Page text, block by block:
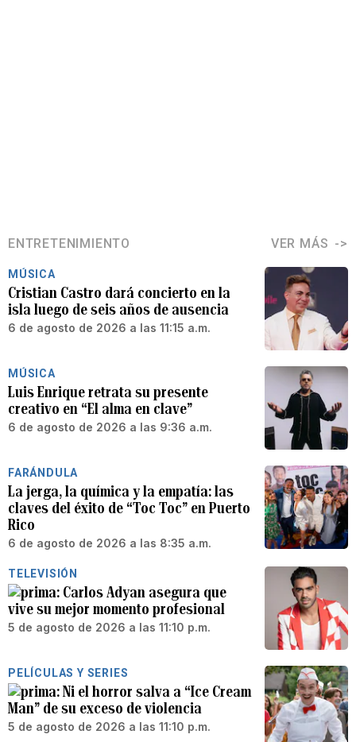
ENTRETENIMIENTO VER MÁS
MÚSICA
Cristian Castro dará concierto en la
isla luego de seis años de ausencia
6 de agosto de 2026 a las 11:15 a.m.
MÚSICA
Luis Enrique retrata su presente
creativo en “El alma en clave”
6 de agosto de 2026 a las 9:36 a.m.
FARÁNDULA
La jerga, la química y la empatía: las
claves del éxito de “Toc Toc” en Puerto
Rico
6 de agosto de 2026 a las 8:35 a.m.
TELEVISIÓN
Carlos Adyan asegura que
vive su mejor momento profesional
5 de agosto de 2026 a las 11:10 p.m.
PELÍCULAS Y SERIES
Ni el horror salva a “Ice Cream
Man” de su exceso de violencia
5 de agosto de 2026 a las 11:10 p.m.